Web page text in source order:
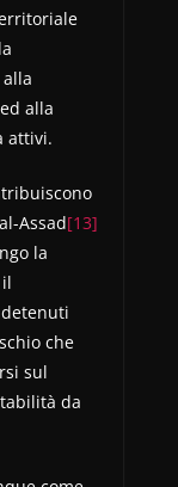
alla
attivi.
Assad[13]
la
che
sul
da